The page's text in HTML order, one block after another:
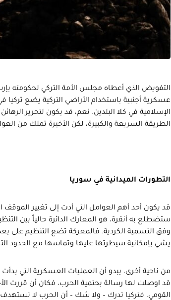
التفويض الذي أعطاه مجلس الأمة التركي لحكومته
عسكرية أجنبية باستخدام الأراضي التركية يضع
الإسلامية في كلا البلدين. نعم، قد يكون لتحرير
الطريقة السريعة والكبيرة، لكن الأخيرة تملك من
التطورات الميدانية في سوريا
قد يكون أحد أهم العوامل التي أدت إلى تغيير الموقف
ستضطلع به أنقرة، هو المعارك الدائرة حالياً بين
وفق التسمية الكردية. فالمعركة تضع التنظيم على بعد
يشي بإمكانية سيطرتها عليها وتماسها مع الحدود
من ناحية أخرى، يبدو أن العمليات العسكرية التي
قد اوصلت لها رسالة بحتمية الحرب، فكان أن قررت
القومي. فتركيا تدرك – ولا شك – أن الحرب لا